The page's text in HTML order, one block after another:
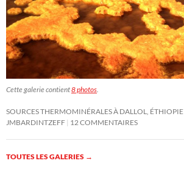
Cette galerie contient8 photos.
SOURCES THERMOMINÉRALES À DALLOL, ÉTHIOPIE
JMBARDINTZEFF 12 COMMENTAIRES
TOUTES LES GALERIES →